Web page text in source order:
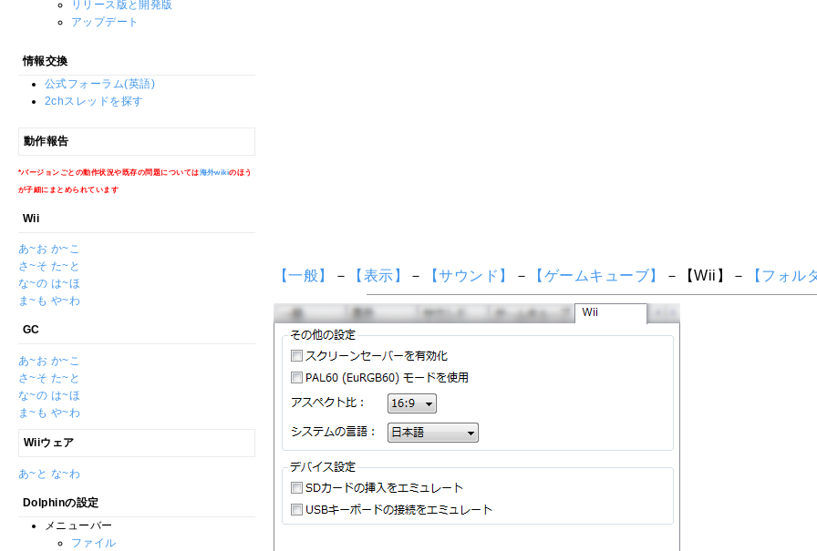
【一般】 － 【表示】 － 【サウンド】 － 【ゲームキューブ】 －【Wii】－ 【フォル
リリース版と開発版
アップデート
情報交換
公式フォーラム(英語)
2chスレッドを探す
動作報告
*バージョンごとの動作状況や既存の問題については海外wikiのほう
が子細にまとめられています
Wii
あ~お か~こ
さ~そ た~と
な~の は~ほ
ま~も や~わ
GC
あ~お か~こ
さ~そ た~と
な~の は~ほ
ま~も や~わ
Wiiウェア
あ~と な~わ
Dolphinの設定
メニューバー
ファイル